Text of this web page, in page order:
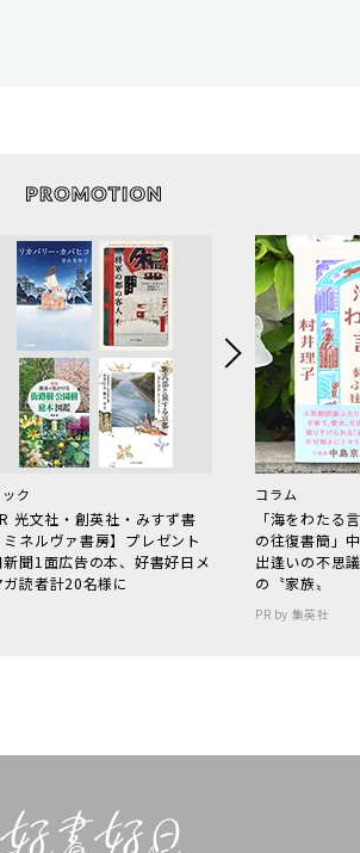
ク
光文社・創英社・みすず書
ミネルヴァ書房】プレゼント
新聞1面広告の本、好書好日メ
ガ読者計20名様に
コラム
「海をわた
の往復書簡」
出逢いの不思
の〝家族〟
PR by 集英社